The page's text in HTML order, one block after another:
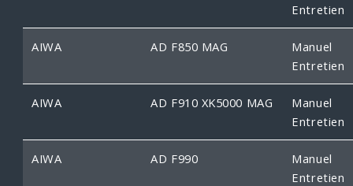
Entretien
AIWA AD F850 MAG
Manuel
Entretien
AIWA AD F910 XK5000 MAG
Manuel
Entretien
AIWA AD F990
Manuel
Entretien